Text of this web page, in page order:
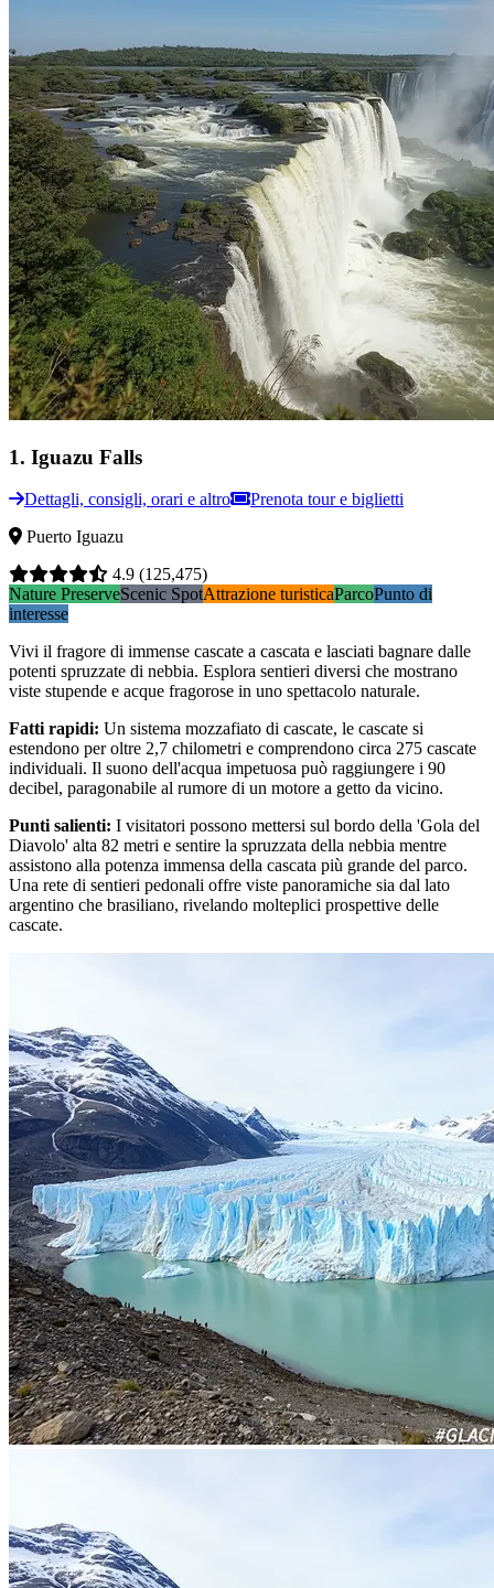
1. Iguazu Falls
Dettagli, consigli, orari e altro
Prenota tour e biglietti
Puerto Iguazu
4.9 (125,475)
Nature PreserveScenic SpotAttrazione turisticaParcoPunto di
interesse
Vivi il fragore di immense cascate a cascata e lasciati bagnare dalle
potenti spruzzate di nebbia. Esplora sentieri diversi che mostrano
viste stupende e acque fragorose in uno spettacolo naturale.
Fatti rapidi: Un sistema mozzafiato di cascate, le cascate si
estendono per oltre 2,7 chilometri e comprendono circa 275 cascate
individuali. Il suono dell'acqua impetuosa può raggiungere i 90
decibel, paragonabile al rumore di un motore a getto da vicino.
Punti salienti: I visitatori possono mettersi sul bordo della 'Gola del
Diavolo' alta 82 metri e sentire la spruzzata della nebbia mentre
assistono alla potenza immensa della cascata più grande del parco.
Una rete di sentieri pedonali offre viste panoramiche sia dal lato
argentino che brasiliano, rivelando molteplici prospettive delle
cascate.